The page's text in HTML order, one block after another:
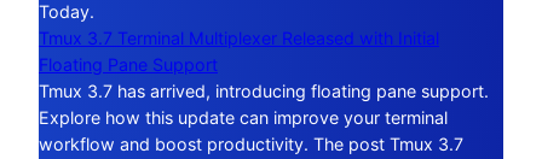
Today.
Tmux 3.7 Terminal Multiplexer Released with Initial
Floating Pane Support
Tmux 3.7 has arrived, introducing floating pane support.
Explore how this update can improve your terminal
workflow and boost productivity. The post Tmux 3.7